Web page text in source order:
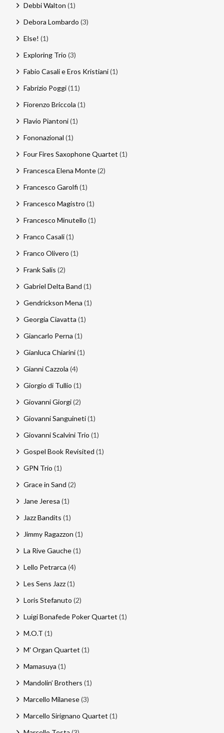
Debbi Walton (1)
Debora Lombardo (3)
Else! (1)
Exploring Trio (3)
Fabio Casali e Eros Kristiani(1)
Fabrizio Poggi(11)
Fiorenzo Briccola (1)
Flavio Piantoni(1)
Fononazional (1)
Four Fires Saxophone Quartet (1)
Francesca Elena Monte(2)
Francesco Garolfi (1)
Francesco Magistro (1)
Francesco Minutello (1)
Franco Casali(1)
Franco Olivero (1)
Frank Salis (2)
Gabriel Delta Band (1)
Gendrickson Mena (1)
Georgia Ciavatta (1)
Giancarlo Perna (1)
Gianluca Chiarini(1)
Gianni Cazzola (4)
Giorgio di Tullio (1)
Giovanni Giorgi(2)
Giovanni Sanguineti(1)
Giovanni Scalvini Trio (1)
Gospel Book Revisited (1)
GPN Trio (1)
Grace in Sand (2)
Jane Jeresa (1)
Jazz Bandits (1)
Jimmy Ragazzon (1)
La Rive Gauche(1)
Lello Petrarca (4)
Les Sens Jazz(1)
Loris Stefanuto (2)
Luigi Bonafede Poker Quartet (1)
M.O.T (1)
M' Organ Quartet (1)
Mamasuya (1)
Mandolin’ Brothers (1)
Marcello Milanese(3)
Marcello Sirignano Quartet (1)